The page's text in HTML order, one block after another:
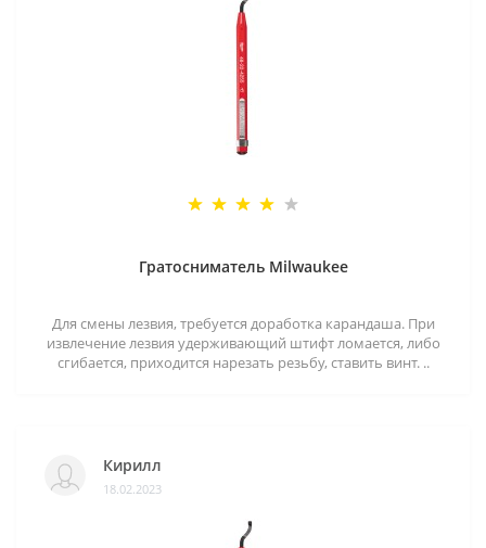
Гратосниматель Milwaukee
Для смены лезвия, требуется доработка карандаша. При
извлечение лезвия удерживающий штифт ломается, либо
сгибается, приходится нарезать резьбу, ставить винт. ..
Кирилл
18.02.2023